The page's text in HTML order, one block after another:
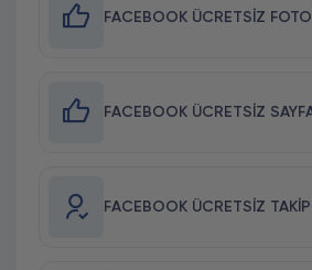
FACEBOOK ÜCRETSIZ
FACEBOOK ÜCRETSIZ
FACEBOOK ÜCRETSIZ